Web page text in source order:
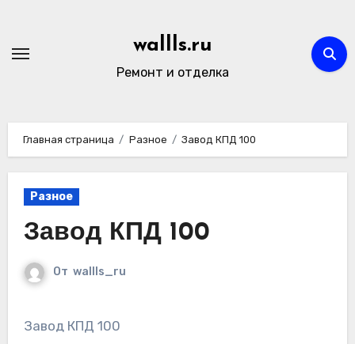
содержимому
wallls.ru
Ремонт и отделка
Главная страница Разное Завод КПД 100
Разное
Завод КПД 100
От wallls_ru
Завод КПД 100